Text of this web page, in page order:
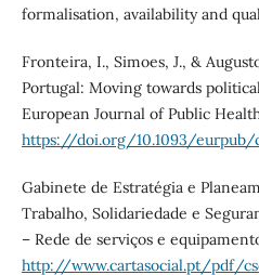
formalisation, availability and
Fronteira, I., Simoes, J., &
Portugal: Moving towards
European Journal of Public
https://doi.org/10.1093/eurpub/
Gabinete de Estratégia e
Trabalho, Solidariedade e
– Rede de serviços e
http://www.cartasocial.pt/pdf/